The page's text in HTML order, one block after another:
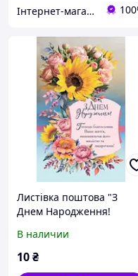
Інтернет-магазин Християнської книги
Листівка поштова "З
Днем Народження!
Ваше життя,
наповнюючи його
В наличии
10₴